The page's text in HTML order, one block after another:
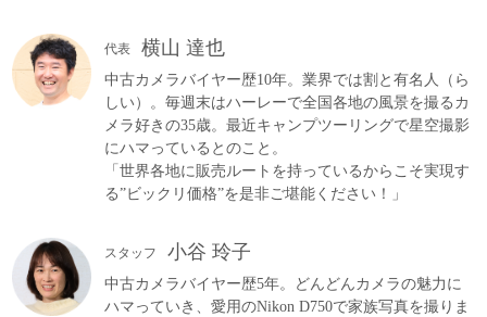
代表 横山 達也
中古カメラバイヤー歴10年。業界では割と有名人（ら
しい）。毎週末はハーレーで全国各地の風景を撮るカ
メラ好きの35歳。最近キャンプツーリングで星空撮影
にハマっているとのこと。
「世界各地に販売ルートを持っているからこそ実現す
る”ビックリ価格”を是非ご堪能ください！」
スタッフ 小谷 玲子
中古カメラバイヤー歴5年。どんどんカメラの魅力に
ハマっていき、愛用のNikon D750で家族写真を撮りま